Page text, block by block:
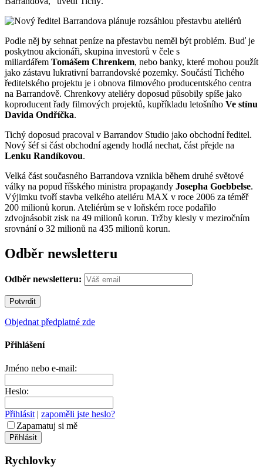
Podle něj by sehnat peníze na přestavbu neměl být problém. Buď je
poskytnou akcionáři, skupina investorů v čele s
miliardářem Tomášem Chrenkem, nebo banky, které mohou použít
jako zástavu lukrativní barrandovské pozemky. Součástí Tichého
ředitelského projektu je i obnova filmového producentského centra
na Barrandově. Chrenkovy ateliéry doposud působily spíše jako
koproducent řady filmových projektů, kupříkladu letošního Ve stínu
Davida Ondříčka.
Tichý doposud pracoval v Barrandov Studio jako obchodní ředitel.
Nový šéf si část obchodní agendy hodlá nechat, část přejde na
Lenku Randíkovou.
Velká část současného Barrandova vznikla během druhé světové
války na popud říšského ministra propagandy Josepha Goebbelse.
Výjimku tvoří stavba velkého ateliéru MAX v roce 2006 za téměř
200 milionů korun. Ateliérům se v loňském roce podařilo
zdvojnásobit zisk na 49 milionů korun. Tržby klesly v meziročním
srovnání o 32 milionů na 435 milionů korun.
Odběr newsletteru
Odběr newsletteru:
Objednat předplatné zde
Přihlášení
Jméno nebo e-mail:
Heslo:
Přihlásit | zapoměli jste heslo?
Zapamatuj si mě
Rychlovky